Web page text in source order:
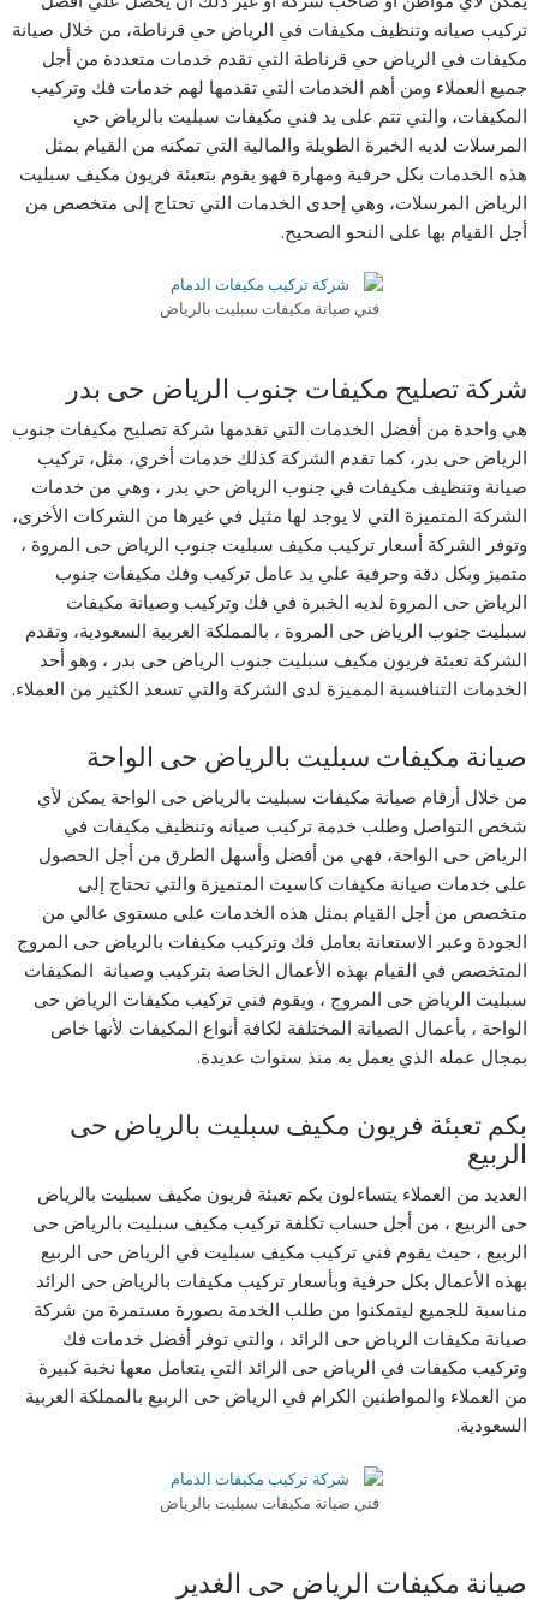
تركيب صيانه وتنظيف مكيفات في الرياض حي قرناطة، من خلال صيانة
مكيفات في الرياض حي قرناطة التي تقدم خدمات متعددة من أجل
جميع العملاء ومن أهم الخدمات التي تقدمها لهم خدمات فك وتركيب
المكيفات، والتي تتم على يد فني مكيفات سبليت بالرياض حي
المرسلات لديه الخبرة الطويلة والمالية التي تمكنه من القيام بمثل
هذه الخدمات بكل حرفية ومهارة فهو يقوم بتعبئة فريون مكيف سبليت
الرياض المرسلات، وهي إحدى الخدمات التي تحتاج إلى متخصص من
أجل القيام بها على النحو الصحيح.
فني صيانة مكيفات سبليت بالرياض
شركة تصليح مكيفات جنوب الرياض حى بدر
هي واحدة من أفضل الخدمات التي تقدمها شركة تصليح مكيفات جنوب
الرياض حى بدر، كما تقدم الشركة كذلك خدمات أخري، مثل، تركيب
صيانة وتنظيف مكيفات في جنوب الرياض حي بدر ، وهي من خدمات
الشركة المتميزة التي لا يوجد لها مثيل في غيرها من الشركات الأخرى،
وتوفر الشركة أسعار تركيب مكيف سبليت جنوب الرياض حى المروة ،
متميز وبكل دقة وحرفية علي يد عامل تركيب وفك مكيفات جنوب
الرياض حى المروة لديه الخبرة في فك وتركيب وصيانة مكيفات
سبليت جنوب الرياض حى المروة ، بالمملكة العربية السعودية، وتقدم
الشركة تعبئة فريون مكيف سبليت جنوب الرياض حى بدر ، وهو أحد
الخدمات التنافسية المميزة لدى الشركة والتي تسعد الكثير من العملاء.
صيانة مكيفات سبليت بالرياض حى الواحة
من خلال أرقام صيانة مكيفات سبليت بالرياض حى الواحة يمكن لأي
شخص التواصل وطلب خدمة تركيب صيانه وتنظيف مكيفات في
الرياض حى الواحة، فهي من أفضل وأسهل الطرق من أجل الحصول
على خدمات صيانة مكيفات كاسيت المتميزة والتي تحتاج إلى
متخصص من أجل القيام بمثل هذه الخدمات على مستوى عالي من
الجودة وعبر الاستعانة بعامل فك وتركيب مكيفات بالرياض حى المروج
المتخصص في القيام بهذه الأعمال الخاصة بتركيب وصيانة المكيفات
سبليت الرياض حى المروج ، ويقوم فني تركيب مكيفات الرياض حى
الواحة ، بأعمال الصيانة المختلفة لكافة أنواع المكيفات لأنها خاص
بمجال عمله الذي يعمل به منذ سنوات عديدة.
بكم تعبئة فريون مكيف سبليت بالرياض حى
الربيع
العديد من العملاء يتساءلون بكم تعبئة فريون مكيف سبليت بالرياض
حى الربيع ، من أجل حساب تكلفة تركيب مكيف سبليت بالرياض حى
الربيع ، حيث يقوم فني تركيب مكيف سبليت في الرياض حى الربيع
بهذه الأعمال بكل حرفية وبأسعار تركيب مكيفات بالرياض حى الرائد
مناسبة للجميع ليتمكنوا من طلب الخدمة بصورة مستمرة من شركة
صيانة مكيفات الرياض حى الرائد ، والتي توفر أفضل خدمات فك
وتركيب مكيفات في الرياض حى الرائد التي يتعامل معها نخبة كبيرة
من العملاء والمواطنين الكرام في الرياض حى الربيع بالمملكة العربية
السعودية.
فني صيانة مكيفات سبليت بالرياض
صيانة مكيفات الرياض حى الغدير